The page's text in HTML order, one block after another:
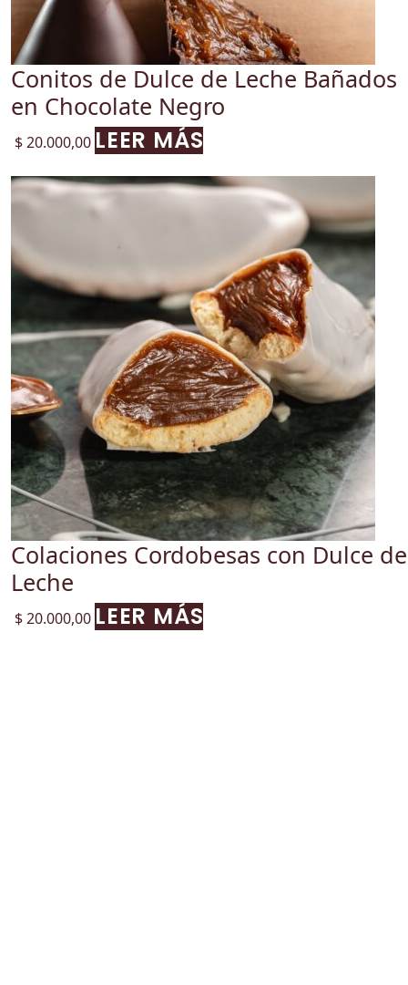
Conitos de Dulce de Leche Bañados
en Chocolate Negro
$20.000,00 LEER MÁS
Colaciones Cordobesas con Dulce de
Leche
$20.000,00 LEER MÁS